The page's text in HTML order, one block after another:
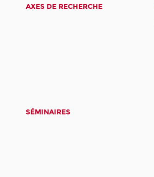
AXES DE RECHERCHE
SÉMINAIRES